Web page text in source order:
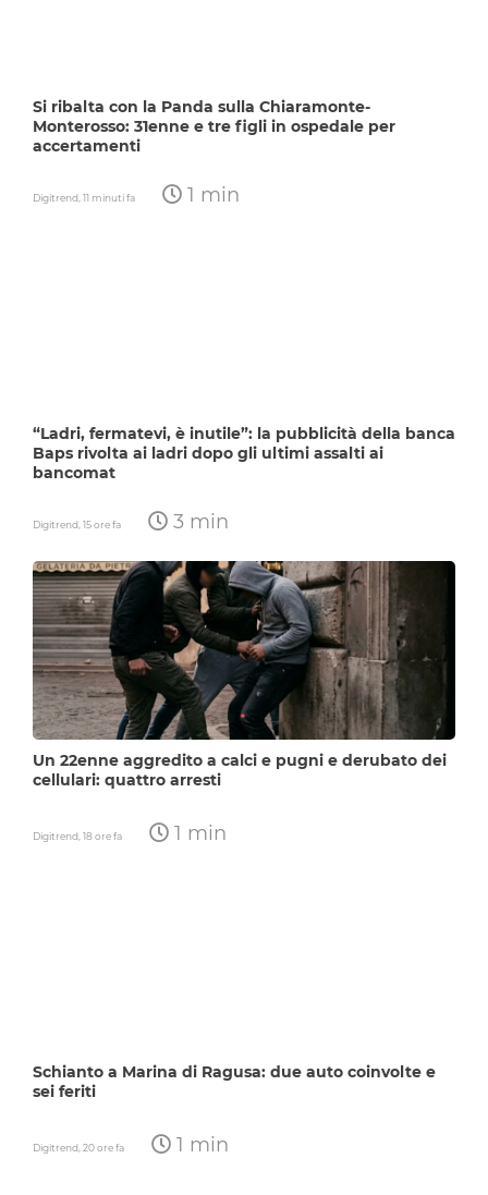
Si ribalta con la Panda sulla Chiaramonte-
Monterosso: 31enne e tre figli in ospedale per
accertamenti
Digitrend,11 minuti fa 1 min
“Ladri, fermatevi, è inutile”: la pubblicità della banca
Baps rivolta ai ladri dopo gli ultimi assalti ai
bancomat
Digitrend,15 ore fa 3 min
Un 22enne aggredito a calci e pugni e derubato dei
cellulari: quattro arresti
Digitrend,18 ore fa 1 min
Schianto a Marina di Ragusa: due auto coinvolte e
sei feriti
Digitrend,20 ore fa 1 min